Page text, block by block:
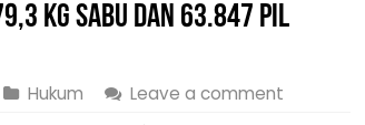
Kg Sabu dan 63.847 Pil
Hukum Leave a comment